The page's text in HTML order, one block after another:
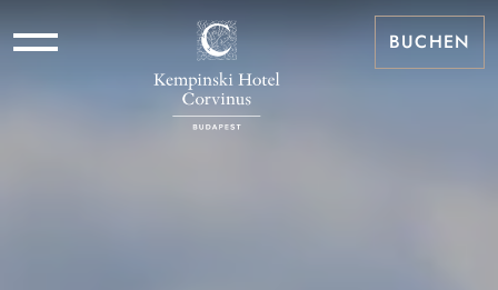
BUCHEN